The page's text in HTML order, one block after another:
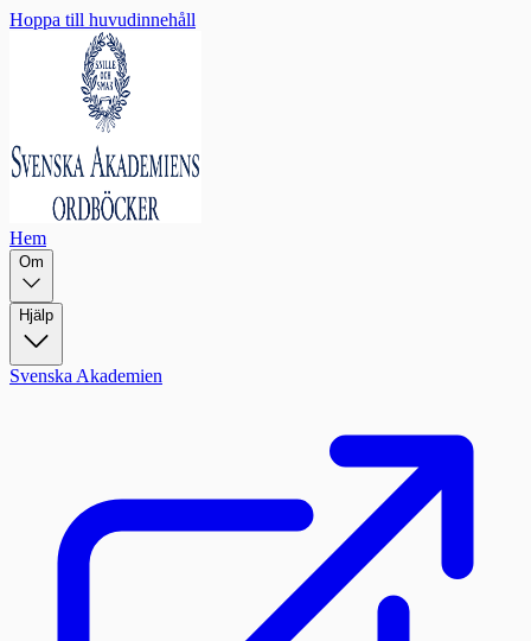
Hoppa till huvudinnehåll
Hem
Om
Hjälp
Svenska Akademien